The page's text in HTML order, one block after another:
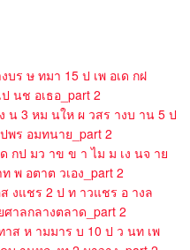
บร ษ ทมา 15 ป เพ อเด กฝ
นช อเธอ_part 2
น 3 หม นให ผ วสร างบ าน 5 ป
พร อมทนาย_part 2
กป มว าข ข า ไม ม เง นจ าย
พ อตาต วเอง_part 2
งแชร 2 ป ท าวแชร อ างล
าลกลางตลาด_part 2
าส ห ามมาร บ 10 ป ว นท เพ